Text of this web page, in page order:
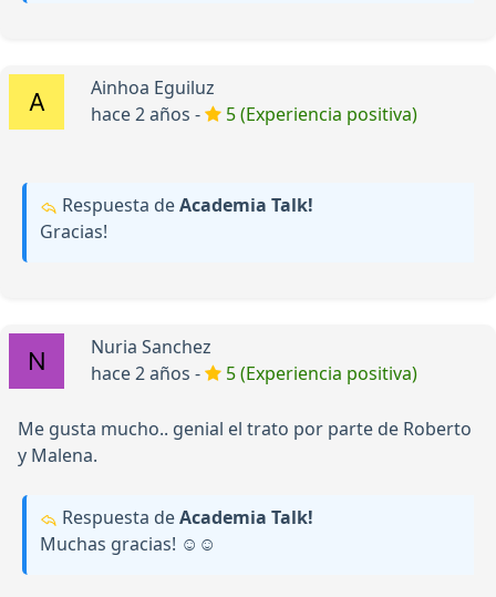
Ainhoa Eguiluz
hace 2 años -
5 (Experiencia positiva)
Respuesta deAcademia Talk!
Gracias!
Nuria Sanchez
hace 2 años -
5 (Experiencia positiva)
Me gusta mucho.. genial el trato por parte de Roberto
y Malena.
Respuesta deAcademia Talk!
Muchas gracias! ☺️☺️